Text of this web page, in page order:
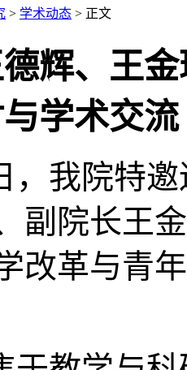
> 学术动态 > 正文
辉、王
学术交流
我院特邀
副院长王
改革与青